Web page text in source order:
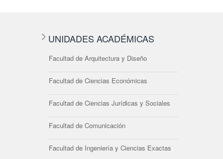
UNIDADES ACADÉMICAS
Facultad de Arquitectura y Diseño
Facultad de Ciencias Económicas
Facultad de Ciencias Jurídicas y Sociales
Facultad de Comunicación
Facultad de Ingeniería y Ciencias Exactas